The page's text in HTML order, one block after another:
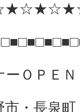
ーＯＰＥ
・長泉